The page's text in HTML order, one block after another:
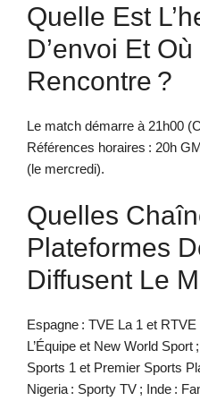
Quelle Est
D’envoi Et
Rencontre ?
Le match démarre à 21h00
Références horaires : 20h
(le mercredi).
Quelles
Plateformes
Diffusent Le
Espagne : TVE La 1 et
L’Équipe et New World
Sports 1 et Premier Sports
Nigeria : Sporty TV ; Inde :